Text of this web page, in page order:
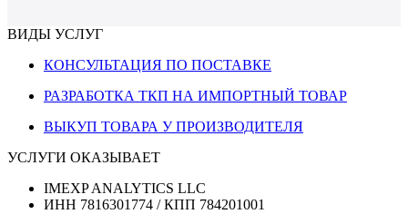
ВИДЫ УСЛУГ
КОНСУЛЬТАЦИЯ ПО ПОСТАВКЕ
РАЗРАБОТКА ТКП НА ИМПОРТНЫЙ ТОВАР
ВЫКУП ТОВАРА У ПРОИЗВОДИТЕЛЯ
УСЛУГИ ОКАЗЫВАЕТ
IMEXP ANALYTICS LLC
ИНН 7816301774 / КПП 784201001